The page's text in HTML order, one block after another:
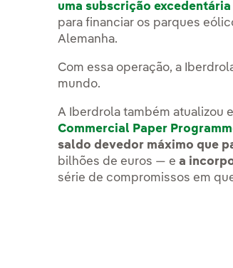
uma subscrição
para financiar os parques
Alemanha.
Com essa operação, a
mundo.
A Iberdrola também atualizou
Commercial Paper
saldo devedor máximo que
bilhões de euros — ea
série de compromissos em